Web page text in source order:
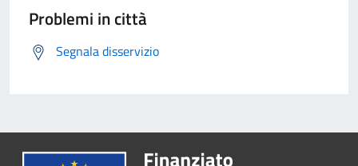
Problemi in città
Segnala disservizio